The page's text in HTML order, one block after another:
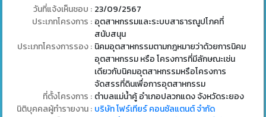
วันที่แจ้งเห็นชอบ : 23/09/2567
ประเภทโครงการ : อุตสาหกรรมและระบบสาธารณูปโภคที่
สนับสนุน
ประเภทโครงการรอง : นิคมอุตสาหกรรมตามกฎหมายว่าด้วยการนิคม
อุตสาหกรรม หรือ โครงการที่มีลักษณะเช่น
เดียวกับนิคมอุตสาหกรรมหรือโครงการ
จัดสรรที่ดินเพื่อการอุตสาหกรรม
ที่ตั้งโครงการ : ตำบลแม่น้ำคู้ อำเภอปลวกแดง จังหวัดระยอง
นิติบุคคลผู้ทำรายงาน : บริษัท โฟร์เทียร์ คอนซัลแตนต์ จำกัด